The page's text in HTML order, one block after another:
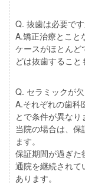
Q. 抜歯は必要で
A.矯正治療とこと
ケースがほとんど
どは抜歯すること
Q. セラミックが
A.それぞれの歯科
とで条件が異なり
当院の場合は、保
ます。
保証期間が過ぎ
通院を継続され
あります。